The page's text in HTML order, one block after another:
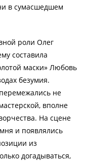
в сумасшедшем
роли Олег
составила
маски» Любовь
безумия.
не
вполне
На сцене
и появлялись
из
догадываться,